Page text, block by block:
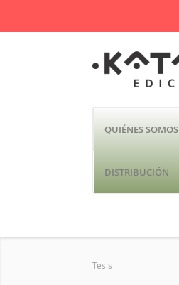
QUIÉNES SOMOS
DISTRIBUCIÓN
Tesis